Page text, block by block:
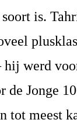
is.
werd
de Jonge
tot meest